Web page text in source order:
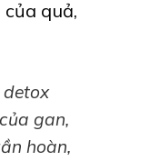
quả,
gan,
hoàn,